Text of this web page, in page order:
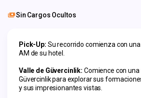
Sin Cargos Ocultos
Pick-Up: Su recorrido comienza con
AM de su hotel.
Valle de Güvercinlik: Comience con una
Güvercinlik para explorar sus
y sus impresionantes vistas.